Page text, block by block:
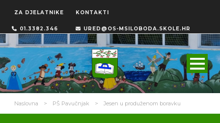
ZA DJELATNIKE KONTAKTI
01.3382.346 URED@OS-MSILOBODA.SKOLE.HR
Naslovna > PŠ Pavučnjak > Jesen u produženom boravku